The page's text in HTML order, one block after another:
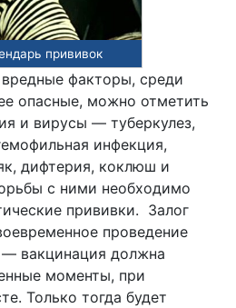
прививок
факторы, среди
опасные, можно отметить
и вирусы — туберкулез,
инфекция,
дифтерия, коклюш и
с ними необходимо
прививки. Залог
проведение
вакцинация должна
моменты, при
Только тогда будет